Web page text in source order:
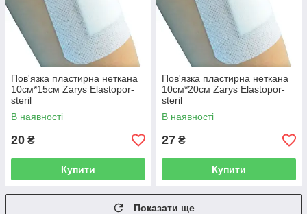
Пов'язка пластирна неткана
10см*15см Zarys Elastopor-
steril
В наявності
20 ₴
Купити
Пов'язка пластирна неткана
10см*20см Zarys Elastopor-
steril
В наявності
27 ₴
Купити
Показати ще